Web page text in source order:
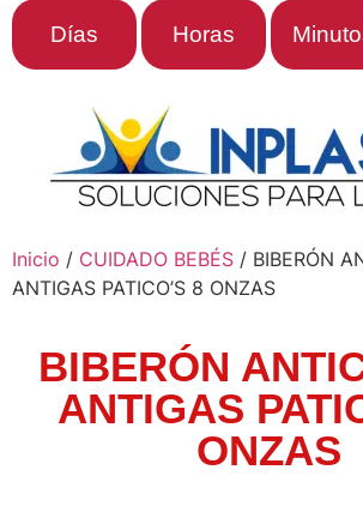
Días Horas
Inicio / CUIDADO BEBÉS / BIBERÓN
ANTIGAS PATICO’S 8 ONZAS
BIBERÓN
ANTIGAS
ONZAS